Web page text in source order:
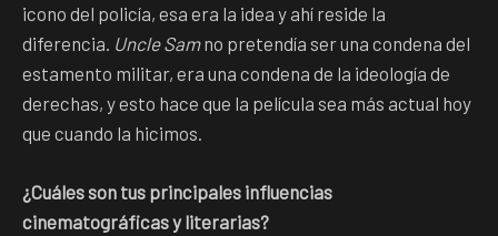
icono del policía, esa era la idea y ahí reside la
diferencia. Uncle Samno pretendía ser una condena del
estamento militar, era una condena de la ideología de
derechas, y esto hace que la película sea más actual hoy
que cuando la hicimos.
¿Cuáles son tus principales influencias
cinematográficas y literarias?